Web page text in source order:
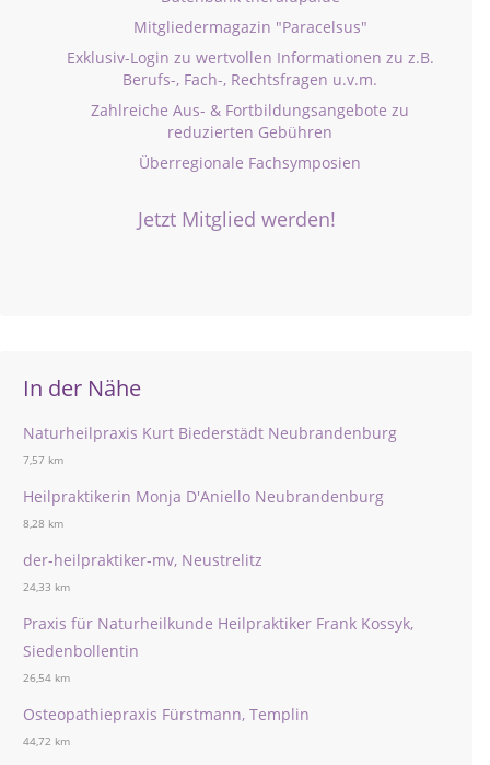
Mitgliedermagazin "Paracelsus"
Exklusiv-Login zu wertvollen Informationen zu z.B.
Berufs-, Fach-, Rechtsfragen u.v.m.
Zahlreiche Aus- & Fortbildungsangebote zu
reduzierten Gebühren
Überregionale Fachsymposien
Jetzt Mitglied werden!
In der Nähe
Naturheilpraxis Kurt Biederstädt Neubrandenburg
7,57 km
Heilpraktikerin Monja D'Aniello Neubrandenburg
8,28 km
der-heilpraktiker-mv, Neustrelitz
24,33 km
Praxis für Naturheilkunde Heilpraktiker Frank Kossyk,
Siedenbollentin
26,54 km
Osteopathiepraxis Fürstmann, Templin
44,72 km